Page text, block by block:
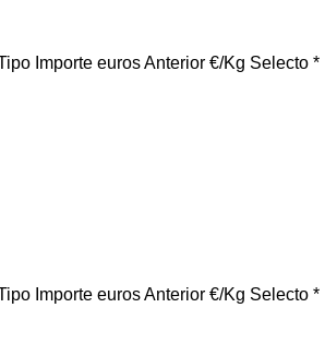
euros Anterior €/Kg Selecto *
euros Anterior €/Kg Selecto *